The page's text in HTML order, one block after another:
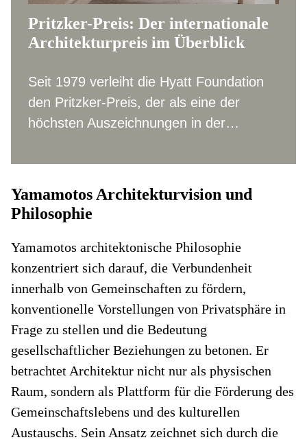
Pritzker-Preis: Der internationale
Architekturpreis im Überblick
Seit 1979 verleiht die Hyatt Foundation
den Pritzker-Preis, der als eine der
höchsten Auszeichnungen in der
des internationalen Architekturpreises, zu
allen Preisträger und Preisträgerinnen
sowie Informationen zum Pritzker-Preis
2024 liefert AW Architektur & Wohnen.
Yamamotos Architekturvision und
Philosophie
Yamamotos architektonische Philosophie
konzentriert sich darauf, die Verbundenheit
innerhalb von Gemeinschaften zu fördern,
konventionelle Vorstellungen von Privatsphäre in
Frage zu stellen und die Bedeutung
gesellschaftlicher Beziehungen zu betonen. Er
betrachtet Architektur nicht nur als physischen
Raum, sondern als Plattform für die Förderung des
Gemeinschaftslebens und des kulturellen
Austauschs. Sein Ansatz zeichnet sich durch die